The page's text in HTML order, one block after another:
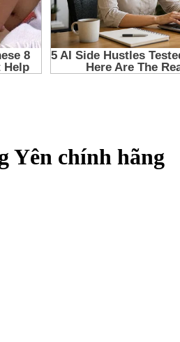
Yên chính hãng